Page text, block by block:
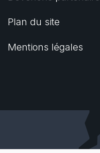
Plan du site
Mentions légales